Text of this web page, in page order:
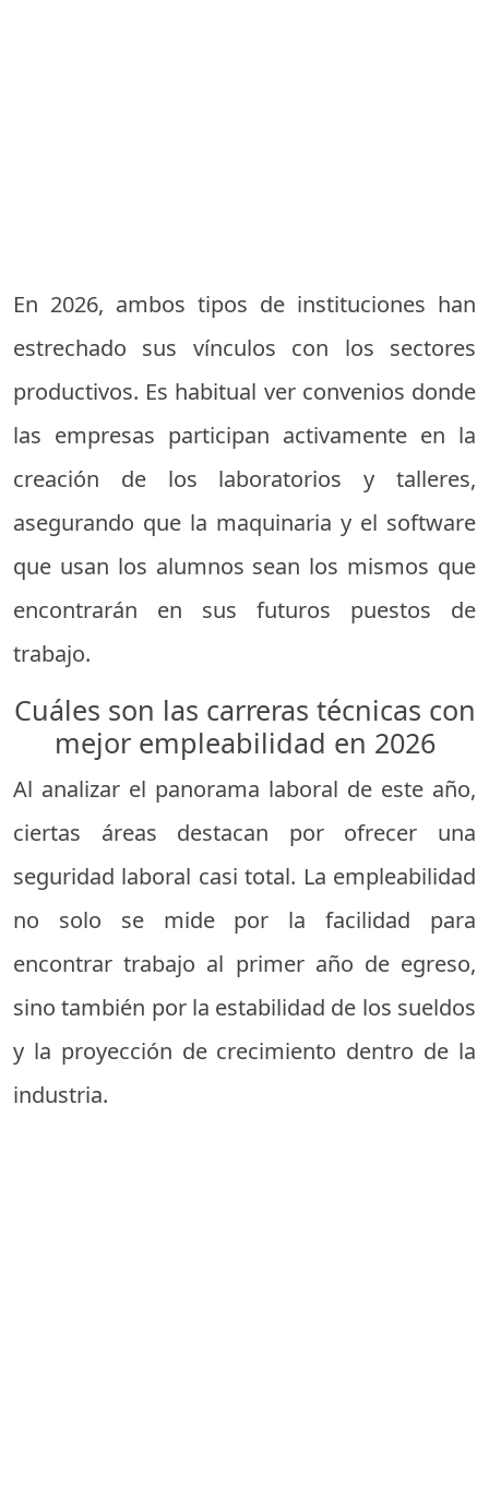
En 2026, ambos tipos de instituciones han
estrechado sus vínculos con los sectores
productivos. Es habitual ver convenios donde
las empresas participan activamente en la
creación de los laboratorios y talleres,
asegurando que la maquinaria y el software
que usan los alumnos sean los mismos que
encontrarán en sus futuros puestos de
trabajo.
Cuáles son las carreras técnicas con
mejor empleabilidad en 2026
Al analizar el panorama laboral de este año,
ciertas áreas destacan por ofrecer una
seguridad laboral casi total. La empleabilidad
no solo se mide por la facilidad para
encontrar trabajo al primer año de egreso,
sino también por la estabilidad de los sueldos
y la proyección de crecimiento dentro de la
industria.